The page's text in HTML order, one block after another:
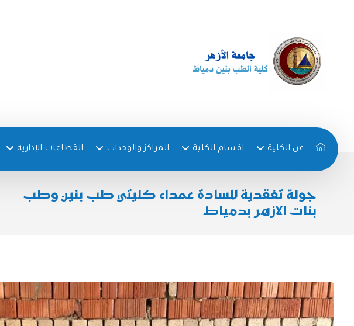
عن الكلية اقسام الكلية المراكز والوحدات القطاعات الإدارية
جولة تفقدية للسادة عمداء كليتي طب بنين وطب
بنات الازهر بدمياط